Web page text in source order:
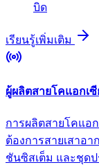
บิด
เรียนรู้เพิ่มเติม
ผู้ผลิตสายโคแอกเ
การผลิตสายโคแอ
ต้องการสายเสาอา
ชันซิสเต็ม และชุด